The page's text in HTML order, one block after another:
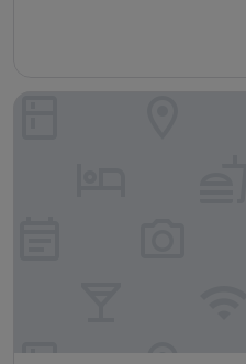
Bewertungen)
Zenitude Hôtel-Résidences